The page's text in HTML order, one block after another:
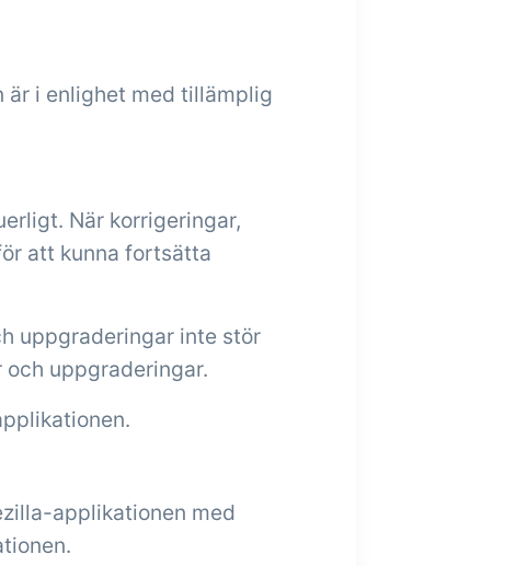
är i enlighet med tillämplig
När korrigeringar,
att kunna fortsätta
uppgraderingar inte stör
uppgraderingar.
applikationen med